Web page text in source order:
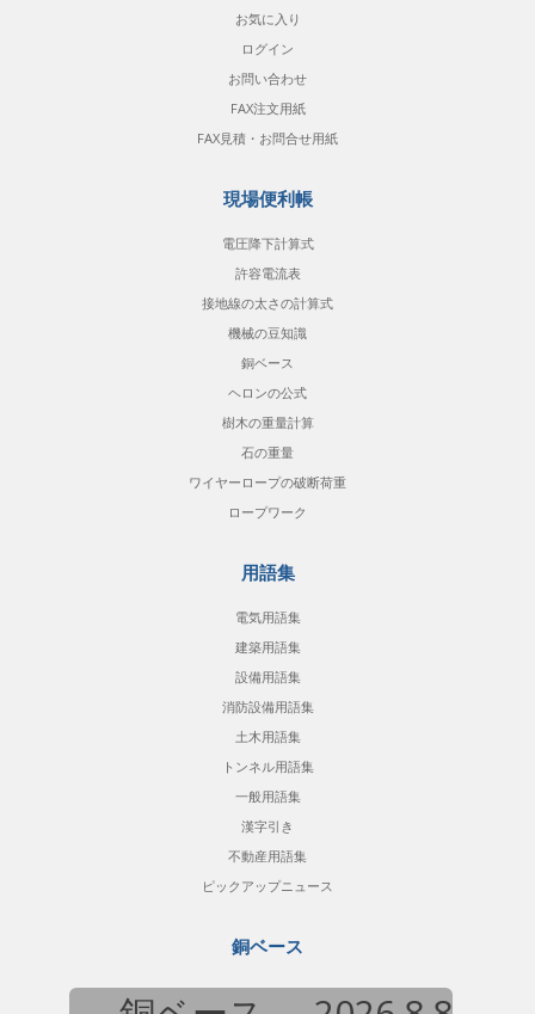
お気に入り
ログイン
お問い合わせ
FAX注文用紙
FAX見積・お問合せ用紙
現場便利帳
電圧降下計算式
許容電流表
接地線の太さの計算式
機械の豆知識
銅ベース
ヘロンの公式
樹木の重量計算
石の重量
ワイヤーロープの破断荷重
ロープワーク
用語集
電気用語集
建築用語集
設備用語集
消防設備用語集
土木用語集
トンネル用語集
一般用語集
漢字引き
不動産用語集
ピックアップニュース
銅ベース